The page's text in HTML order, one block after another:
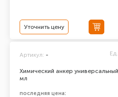
Уточнить цену
Химический анкер
мл
Артикул: -
последняя цена: